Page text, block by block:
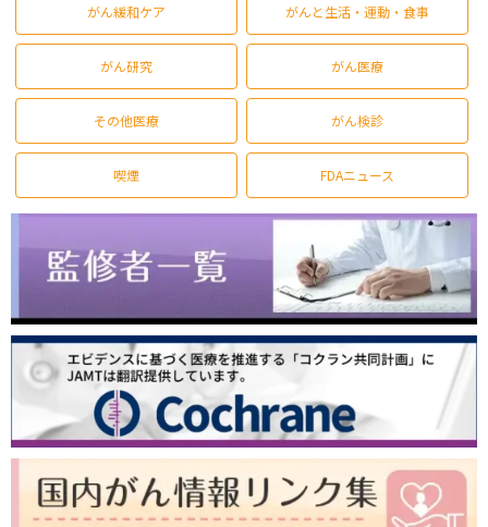
がん緩和ケア がんと生活・運動・食事
がん研究 がん医療
その他医療 がん検診
喫煙 FDAニュース